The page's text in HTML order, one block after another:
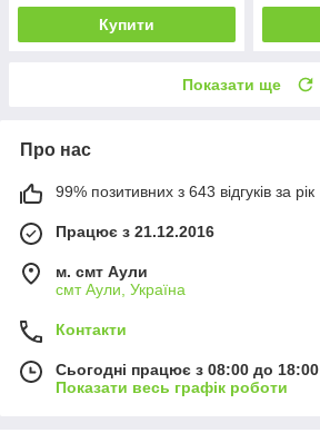
Купити
Показати ще
Про нас
99% позитивних з 643 відгуків за рік
Працює з 21.12.2016
м. смт Аули
смт Аули, Україна
Контакти
Сьогодні працює з 08:00 до 18:00
Показати весь графік роботи